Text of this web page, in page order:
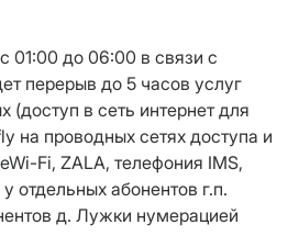
01:00 до 06:00 в связи с
перерыв до 5 часов услуг
(доступ в сеть интернет для
на проводных сетях доступа и
Fi, ZALA, телефония IMS,
отдельных абонентов г.п.
д. Лужки нумерацией